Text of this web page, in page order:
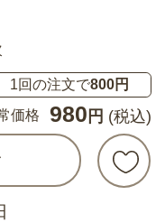
1回の注文で800円
価格
980 円 (税込)